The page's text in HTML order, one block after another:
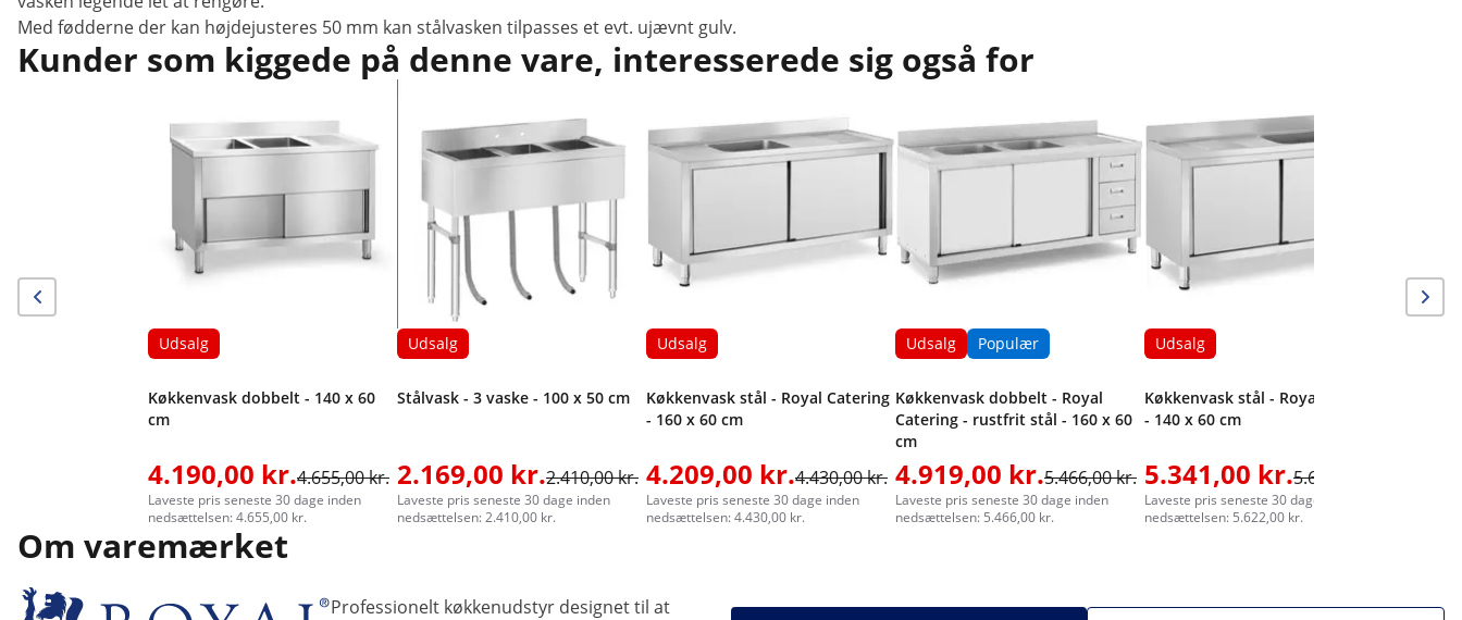
Med fødderne der kan højdejusteres 50 mm kan stålvasken tilpasses et evt. ujævnt gulv.
Kunder som kiggede på denne vare, interesserede sig også for
Udsalg
Køkkenvask dobbelt - 140 x 60
cm
4.190,00 kr.4.655,00 kr.
Laveste pris seneste 30 dage inden
nedsættelsen: 4.655,00 kr.
Udsalg
Stålvask - 3 vaske - 100 x 50 cm
2.169,00 kr.2.410,00 kr.
Laveste pris seneste 30 dage inden
nedsættelsen: 2.410,00 kr.
Udsalg
Køkkenvask stål - Royal Catering
- 160 x 60 cm
4.209,00 kr.4.430,00 kr.
Laveste pris seneste 30 dage inden
nedsættelsen: 4.430,00 kr.
Udsalg Populær
Køkkenvask dobbelt - Royal
Catering - rustfrit stål - 160 x 60
cm
4.919,00 kr.5.466,00 kr.
Laveste pris seneste 30 dage inden
nedsættelsen: 5.466,00 kr.
Udsalg
Køkkenvask stål - Royal Catering
- 140 x 60 cm
5.341,00 kr.5.622,00 kr.
Laveste pris seneste 30 dage inden
nedsættelsen: 5.622,00 kr.
Om varemærket
Professionelt køkkenudstyr designet til at